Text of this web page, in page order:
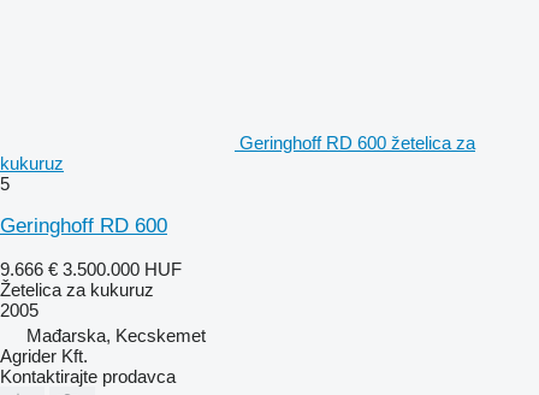
Geringhoff RD 600 žetelica za
kukuruz
5
Geringhoff RD 600
9.666 € 3.500.000 HUF
Žetelica za kukuruz
2005
Mađarska, Kecskemet
Agrider Kft.
Kontaktirajte prodavca